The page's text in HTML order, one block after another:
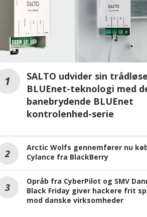
SALTO udvider sin
BLUEnet-teknologi med
banebrydende BLUEnet
kontrolenhed-serie
Arctic Wolfs gennemfører nu køb
Cylance fra BlackBerry
Opråb fra CyberPilot og SMV
REKLAME